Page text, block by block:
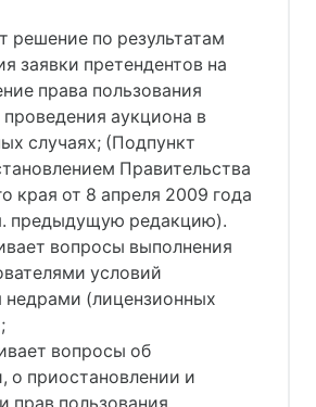
решение по результатам
заявки претендентов на
права пользования
аукциона в
случаях; (Подпункт
Правительства
края от 8 апреля 2009 года
предыдущую редакцию).
вопросы выполнения
условий
недрами (лицензионных
вопросы об
о приостановлении и
прав пользования